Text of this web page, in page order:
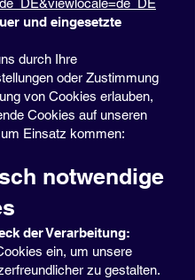
und eingesetzte
durch Ihre
oder Zustimmung
von Cookies erlauben,
Cookies auf unseren
Einsatz kommen:
notwendige
der Verarbeitung:
ein, um unsere
zu gestalten.